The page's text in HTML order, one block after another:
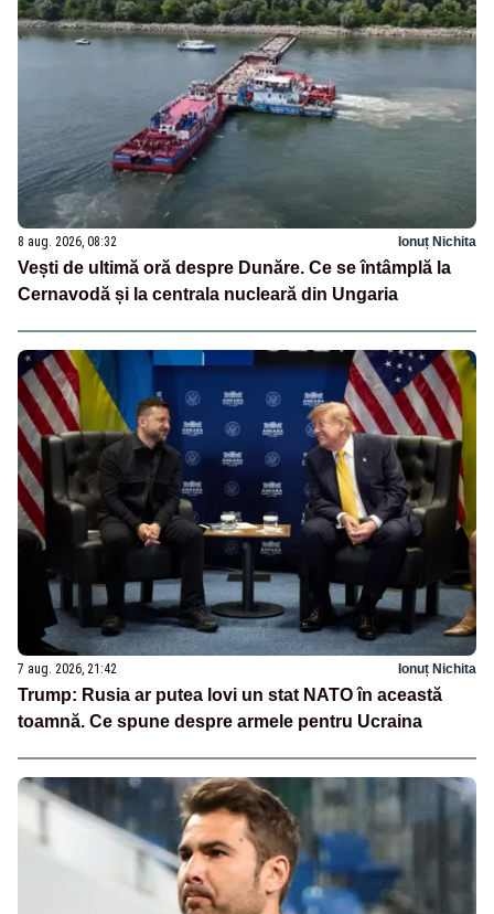
8 aug. 2026, 08:32 Ionuț Nichita
Vești de ultimă oră despre Dunăre. Ce se întâmplă la
Cernavodă și la centrala nucleară din Ungaria
7 aug. 2026, 21:42 Ionuț Nichita
Trump: Rusia ar putea lovi un stat NATO în această
toamnă. Ce spune despre armele pentru Ucraina